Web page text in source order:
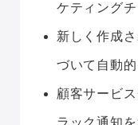
ケティング
新しく作成
づいて自動
顧客サービ
ラック通知